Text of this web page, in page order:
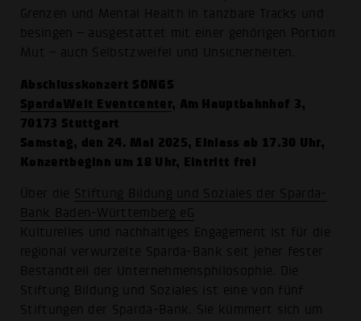
Grenzen und Mental Health in tanzbare Tracks und
besingen – ausgestattet mit einer gehörigen Portion
Mut – auch Selbstzweifel und Unsicherheiten.
Abschlusskonzert SONGS
SpardaWelt Eventcenter, Am Hauptbahnhof 3,
70173 Stuttgart
Samstag, den 24. Mai 2025, Einlass ab 17.30 Uhr,
Konzertbeginn um 18 Uhr, Eintritt frei
Über die Stiftung Bildung und Soziales der Sparda-
Bank Baden-Württemberg eG
Kulturelles und nachhaltiges Engagement ist für die
regional verwurzelte Sparda-Bank seit jeher fester
Bestandteil der Unternehmensphilosophie. Die
Stiftung Bildung und Soziales ist eine von fünf
Stiftungen der Sparda-Bank. Sie kümmert sich um